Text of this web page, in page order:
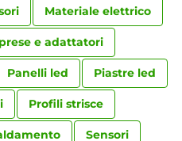
Materiale elettrico
e adattatori
Panelli led Piastre led
Profili strisce
Sensori